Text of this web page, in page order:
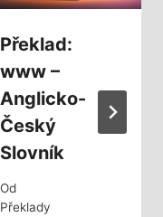
Překlad:
www –
Anglicko-
Český
Slovník
Od
Překlady